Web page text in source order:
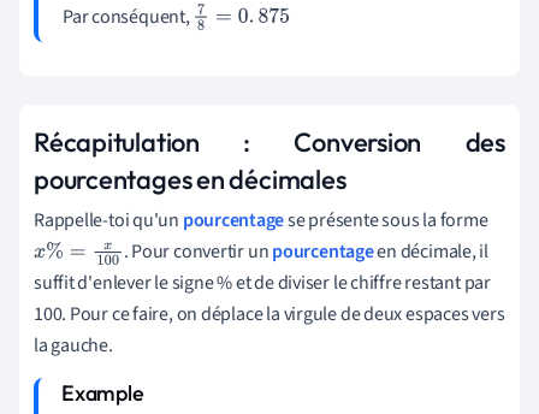
Par conséquent,78 =0. 875
Récapitulation : Conversion des
pourcentages en décimales
Rappelle-toi qu'un pourcentagese présente sous la forme
x%= x100 . Pour convertir unpourcentageen décimale, il
suffit d'enlever le signe % et de diviser le chiffre restant par
100. Pour ce faire, on déplace la virgule de deux espaces vers
la gauche.